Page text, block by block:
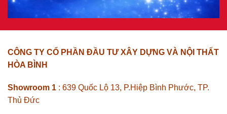
CÔNG TY CỔ PHẦN ĐẦU TƯ XÂY DỰNG VÀ NỘI THẤT
HÒA BÌNH
Showroom 1 : 639 Quốc Lộ 13, P.Hiệp Bình Phước, TP.
Thủ Đức